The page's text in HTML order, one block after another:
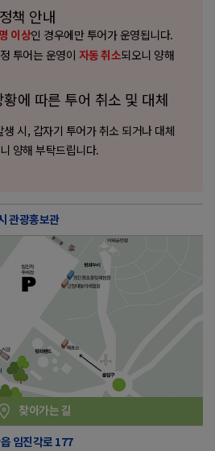
책 안내
이상인 경우에만 투어가 운영됩니다.
투어는 운영이 자동 취소되오니 양해
에 따른 투어 취소 및 대체
시, 갑자기 투어가 취소 되거나 대체
양해 부탁드립니다.
관광홍보관
찾아가는 길
임진각로 177